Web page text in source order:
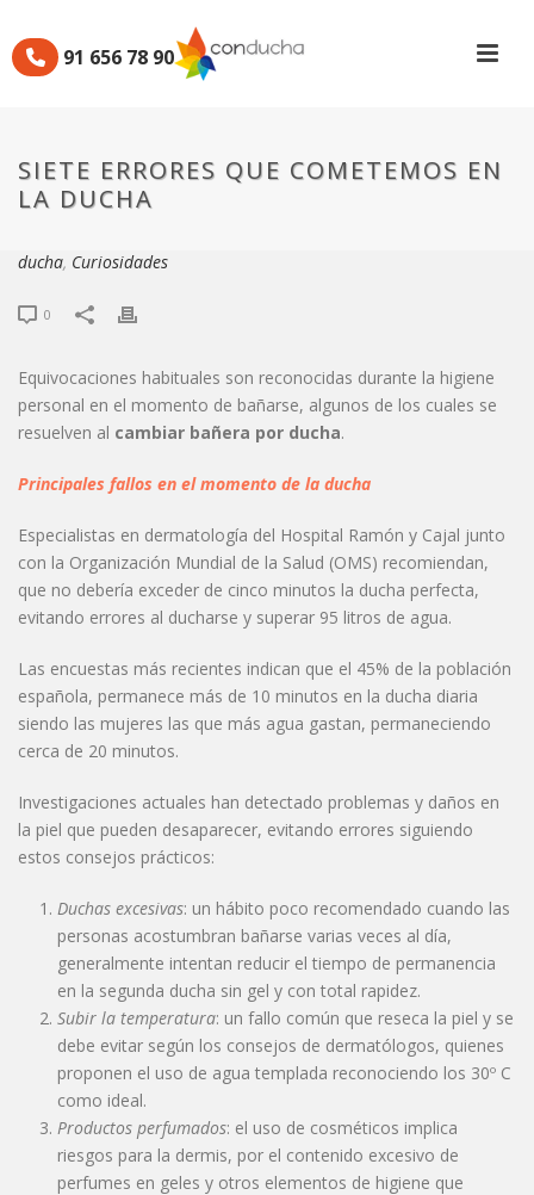
91 656 78 90
SIETE ERRORES QUE COMETEMOS EN
LA DUCHA
COMETEMOS EN LA DUCHA
PorManuel Publicado
ducha, Curiosidades
0
Equivocaciones habituales son reconocidas durante la higiene
personal en el momento de bañarse, algunos de los cuales se
resuelven al cambiar bañera por ducha.
Principales fallos en el momento de la ducha
Especialistas en dermatología del Hospital Ramón y Cajal junto
con la Organización Mundial de la Salud (OMS) recomiendan,
que no debería exceder de cinco minutos la ducha perfecta,
evitando errores al ducharse y superar 95 litros de agua.
Las encuestas más recientes indican que el 45% de la población
española, permanece más de 10 minutos en la ducha diaria
siendo las mujeres las que más agua gastan, permaneciendo
cerca de 20 minutos.
Investigaciones actuales han detectado problemas y daños en
la piel que pueden desaparecer, evitando errores siguiendo
estos consejos prácticos:
Duchas excesivas: un hábito poco recomendado cuando las
personas acostumbran bañarse varias veces al día,
generalmente intentan reducir el tiempo de permanencia
en la segunda ducha sin gel y con total rapidez.
Subir la temperatura: un fallo común que reseca la piel y se
debe evitar según los consejos de dermatólogos, quienes
proponen el uso de agua templada reconociendo los 30º C
como ideal.
Productos perfumados: el uso de cosméticos implica
riesgos para la dermis, por el contenido excesivo de
perfumes en geles y otros elementos de higiene que